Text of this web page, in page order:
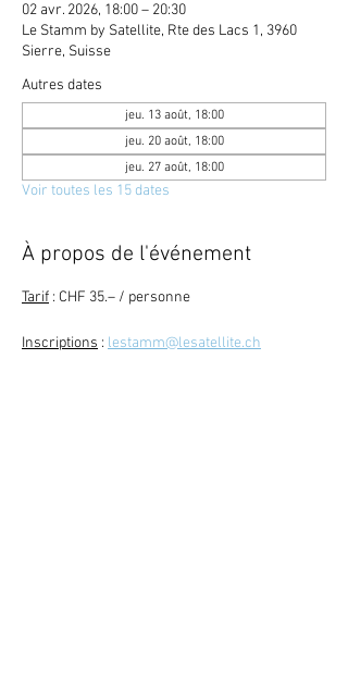
02 avr. 2026, 18:00 – 20:30
Le Stamm by Satellite, Rte des Lacs 1, 3960
Sierre, Suisse
Autres dates
jeu. 13 août, 18:00
jeu. 20 août, 18:00
jeu. 27 août, 18:00
Voir toutes les 15 dates
À propos de l'événement
Tarif : CHF 35.– / personne
Inscriptions : lestamm@lesatellite.ch